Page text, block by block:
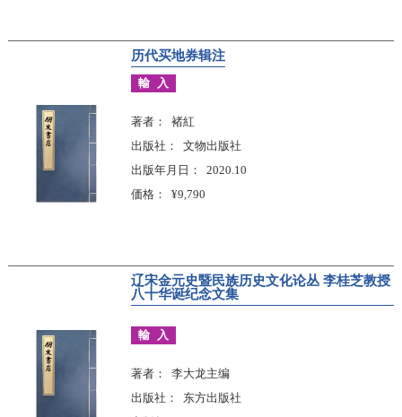
历代买地券辑注
輸入
著者
褚紅
出版社
文物出版社
出版年月日
2020.10
価格
¥9,790
辽宋金元史暨民族历史文化论丛 李桂芝教授
八十华诞纪念文集
輸入
著者
李大龙主编
出版社
东方出版社